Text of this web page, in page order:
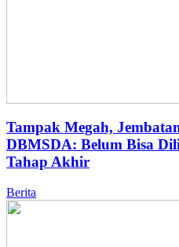
Tampak Megah,
DBMSDA: Belum Bisa
Tahap Akhir
Berita